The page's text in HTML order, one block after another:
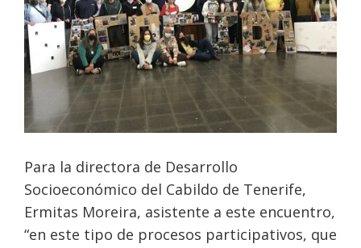
Para la directora de Desarrollo
Socioeconómico del Cabildo de Tenerife,
Ermitas Moreira, asistente a este encuentro,
“en este tipo de procesos participativos, que